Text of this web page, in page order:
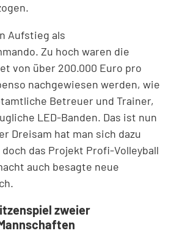
Aufstieg als
Zu hoch waren die
von über 200.000 Euro pro
nachgewiesen werden, wie
Betreuer und Trainer,
LED-Banden. Das ist nun
Dreisam hat man sich dazu
das Projekt Profi-Volleyball
auch besagte neue
zweier